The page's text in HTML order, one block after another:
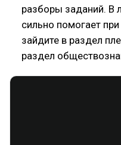
разборы заданий. В
сильно помогает
зайдите в раздел
раздел